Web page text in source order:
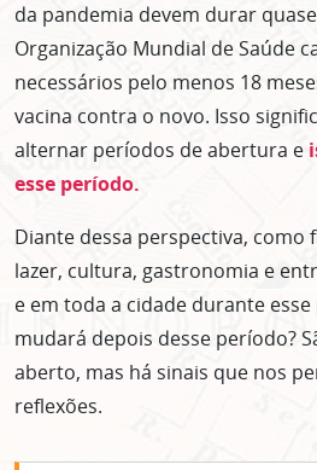
da pandemia devem durar
Organização Mundial de Saúde
necessários pelo menos 18
vacina contra o novo. Isso
alternar períodos de abertura e
esse período.
Diante dessa perspectiva, como
lazer, cultura, gastronomia e
e em toda a cidade durante
mudará depois desse período?
aberto, mas há sinais que nos
reflexões.